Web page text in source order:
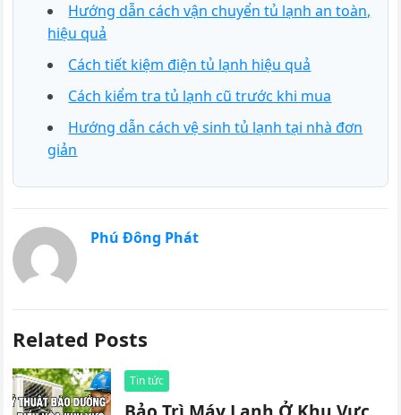
Hướng dẫn cách vận chuyển tủ lạnh an toàn,
hiệu quả
Cách tiết kiệm điện tủ lạnh hiệu quả
Cách kiểm tra tủ lạnh cũ trước khi mua
Hướng dẫn cách vệ sinh tủ lạnh tại nhà đơn
giản
Phú Đông Phát
Related Posts
Tin tức